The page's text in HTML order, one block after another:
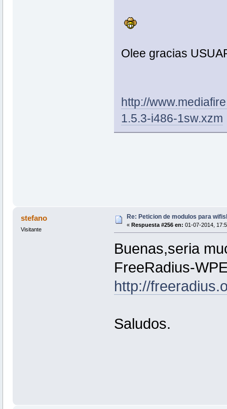
Olee gracias
http://
1.5.3-i486-1sw.xzm
stefano
Visitante
Re: Peticion de modulos para
« Respuesta #256 en: 01-07-2014,
Buenas,seria
FreeRadius-
http://
Saludos.